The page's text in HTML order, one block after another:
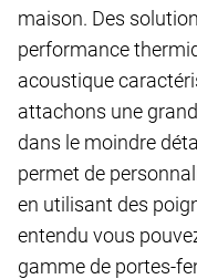
maison. Des
performance
acoustique
attachons une
dans le moindre
permet de
en utilisant des
entendu vous
gamme de portes-